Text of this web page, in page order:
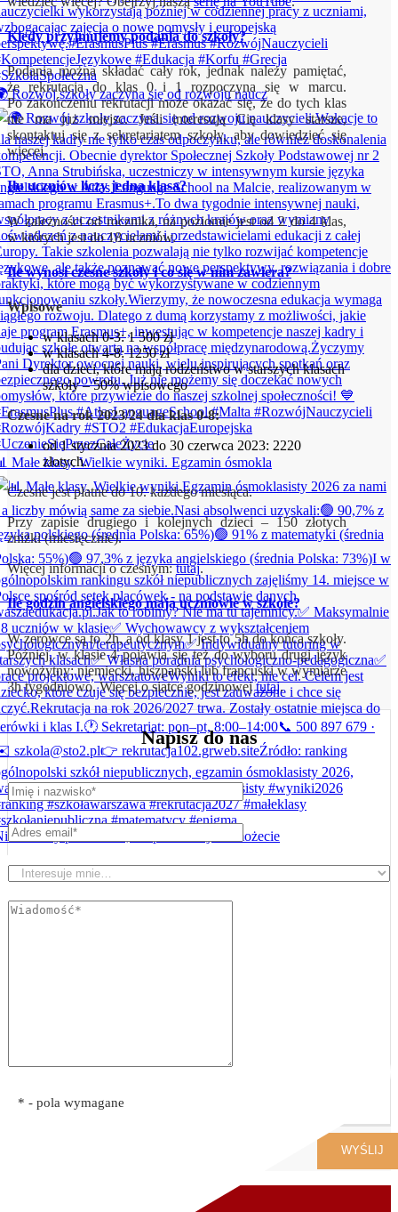
Rozwój szkoły zaczyna się od rozwoju naucz
Małe klasy. Wielkie wyniki. Egzamin ósmokla
chcemy przesadzać, ale po wakacjach możecie
Kiedy przyjmujemy podania do szkoły?
Podania można składać cały rok, jednak należy pamiętać,
że rekrutacja do klas 0 i 1 rozpoczyna się w marcu.
Po zakończeniu rekrutacji może okazać się, że do tych klas
nie ma już miejsc. Jeśli interesują Cię klasy starsze,
skontaktuj się z sekretariatem szkoły, aby dowiedzieć się
więcej.
Ilu uczniów liczy jedna klasa?
W zależności od rocznika, na poziomie jest od 2 do 4 klas,
w których jest do 18 uczniów.
Ile wynosi czesne szkoły i co się w nim zawiera?
Wpisowe
w klasach 0-3: 1 500 zł
w klasach 4-8: 1250 zł
dla dzieci, które mają rodzeństwo w starszych klasach
szkoły – 50% wpisowego
Czesne na rok 2023/24 dla klas 0-8:
od 1 stycznia 2023 do 30 czerwca 2023: 2220
złotych.
Czesne jest płatne do 10. każdego miesiąca.
Przy zapisie drugiego i kolejnych dzieci – 150 złotych
zniżki (miesięcznie).
Więcej informacji o czesnym:tutaj.
Ile godzin angielskiego mają uczniowie w szkole?
W zerówce są to 2h, a od klasy 1 jest to 5h do końca szkoły.
Później, w klasie 4 pojawia się też do wyboru drugi język
nowożytny: niemiecki, hiszpański lub francuski w wymiarze
3h tygodniowo. Więcej o siatce godzinowejtutaj.
Napisz do nas
* - pola wymagane